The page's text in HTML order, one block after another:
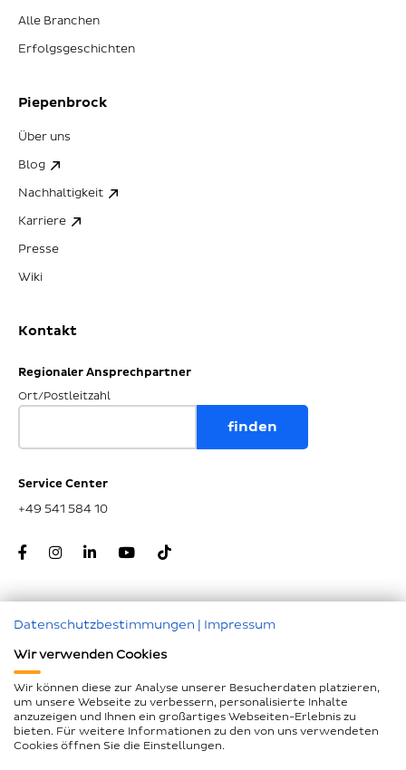
Alle Branchen
Erfolgsgeschichten
Piepenbrock
Über uns
Blog
Nachhaltigkeit
Karriere
Presse
Wiki
Kontakt
Regionaler Ansprechpartner
Ort/Postleitzahl
Service Center
+49 541 584 10
Nachunternehmer
Impressum
Geschlechtergerechte Sprache
Datenschutzbestimmungen | Impressum
Wir verwenden Cookies
Wir können diese zur Analyse unserer Besucherdaten platzieren,
um unsere Webseite zu verbessern, personalisierte Inhalte
anzuzeigen und Ihnen ein großartiges Webseiten-Erlebnis zu
bieten. Für weitere Informationen zu den von uns verwendeten
Cookies öffnen Sie die Einstellungen.